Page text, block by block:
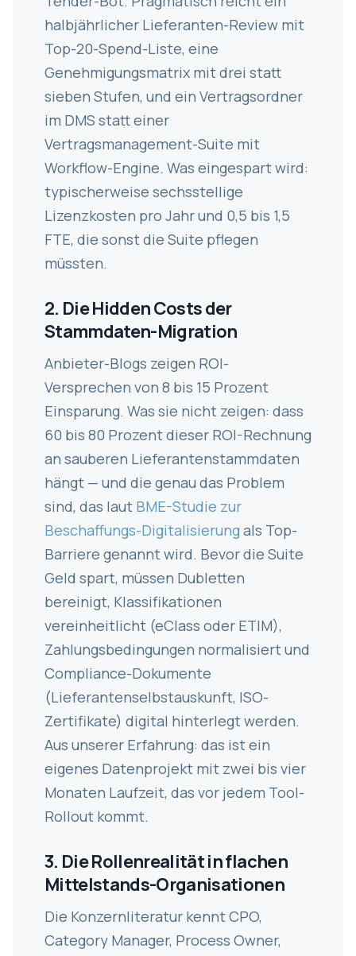
halbjährlicher Lieferanten-Review mit
Top-20-Spend-Liste, eine
Genehmigungsmatrix mit drei statt
sieben Stufen, und ein Vertragsordner
im DMS statt einer
Vertragsmanagement-Suite mit
Workflow-Engine. Was eingespart wird:
typischerweise sechsstellige
Lizenzkosten pro Jahr und 0,5 bis 1,5
FTE, die sonst die Suite pflegen
müssten.
2. Die Hidden Costs der
Stammdaten-Migration
Anbieter-Blogs zeigen ROI-
Versprechen von 8 bis 15 Prozent
Einsparung. Was sie nicht zeigen: dass
60 bis 80 Prozent dieser ROI-Rechnung
an sauberen Lieferantenstammdaten
hängt — und die genau das Problem
sind, das laut BME-Studie zur
Beschaffungs-Digitalisierungals Top-
Barriere genannt wird. Bevor die Suite
Geld spart, müssen Dubletten
bereinigt, Klassifikationen
vereinheitlicht (eClass oder ETIM),
Zahlungsbedingungen normalisiert und
Compliance-Dokumente
(Lieferantenselbstauskunft, ISO-
Zertifikate) digital hinterlegt werden.
Aus unserer Erfahrung: das ist ein
eigenes Datenprojekt mit zwei bis vier
Monaten Laufzeit, das vor jedem Tool-
Rollout kommt.
3. Die Rollenrealität in flachen
Mittelstands-Organisationen
Die Konzernliteratur kennt CPO,
Category Manager, Process Owner,